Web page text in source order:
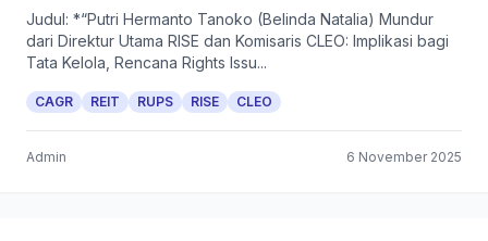
Judul: *“Putri Hermanto Tanoko (Belinda Natalia) Mundur
dari Direktur Utama RISE dan Komisaris CLEO: Implikasi bagi
Tata Kelola, Rencana Rights Issu...
CAGR REIT RUPS RISE CLEO
Admin 6 November 2025